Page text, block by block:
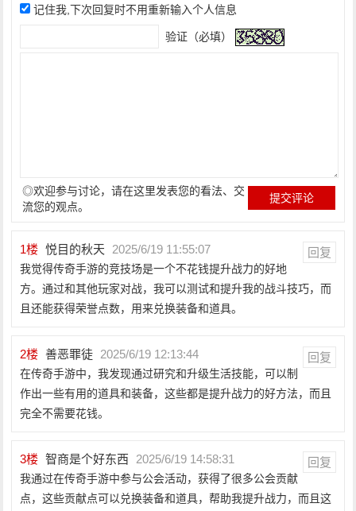
记住我,下次回复时不用重新输入个人信息
验证（必填）
◎欢迎参与讨论，请在这里发表您的看法、交
流您的观点。
1楼 悦目的秋天 2025/6/19 11:55:07 回复
我觉得传奇手游的竞技场是一个不花钱提升战力的好地
方。通过和其他玩家对战，我可以测试和提升我的战斗技巧，而
且还能获得荣誉点数，用来兑换装备和道具。
2楼 善恶罪徒 2025/6/19 12:13:44 回复
在传奇手游中，我发现通过研究和升级生活技能，可以制
作出一些有用的道具和装备，这些都是提升战力的好方法，而且
完全不需要花钱。
3楼 智商是个好东西 2025/6/19 14:58:31 回复
我通过在传奇手游中参与公会活动，获得了很多公会贡献
点，这些贡献点可以兑换装备和道具，帮助我提升战力，而且这